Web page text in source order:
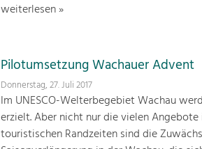
weiterlesen »
Pilotumsetzung Wachauer Advent
Donnerstag, 27. Juli 2017
Im UNESCO-Welterbegebiet Wachau
erzielt. Aber nicht nur die vielen
touristischen Randzeiten sind die